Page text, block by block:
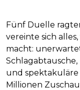
Fünf Duelle
vereinte sich
macht:
und spektakuläre
Millionen